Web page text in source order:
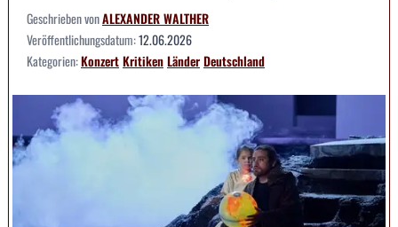
Geschrieben vonALEXANDER WALTHER
Veröffentlichungsdatum:12.06.2026
Kategorien:KonzertKritikenLänderDeutschland